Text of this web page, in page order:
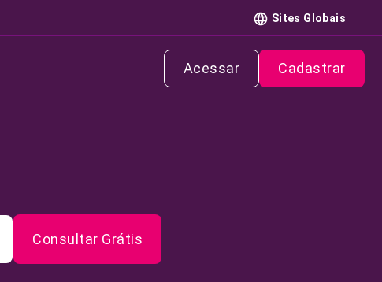
Sites Globais
Acessar Cadastrar
Consultar Grátis